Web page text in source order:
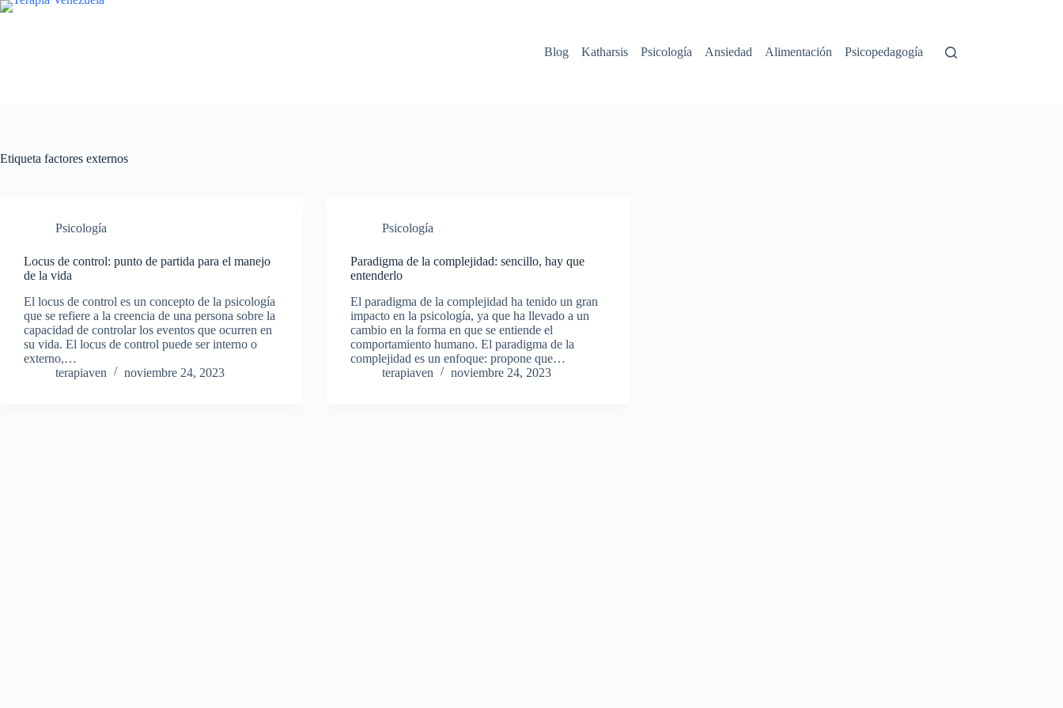
Saltar
Blog
Katharsis Psicología Ansiedad Alimentación Psicopedagogía
Etiqueta factores externos
Psicología
Locus de control: punto de partida para el manejo
de la vida
El locus de control es un concepto de la psicología
que se refiere a la creencia de una persona sobre la
capacidad de controlar los eventos que ocurren en
su vida. El locus de control puede ser interno o
externo,…
terapiaven
noviembre 24, 2023
Psicología
Paradigma de la complejidad: sencillo, hay que
entenderlo
El paradigma de la complejidad ha tenido un gran
impacto en la psicología, ya que ha llevado a un
cambio en la forma en que se entiende el
comportamiento humano. El paradigma de la
complejidad es un enfoque: propone que…
terapiaven
noviembre 24, 2023